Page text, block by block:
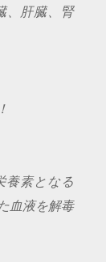
、肝臓、腎
養素となる
血液を解毒